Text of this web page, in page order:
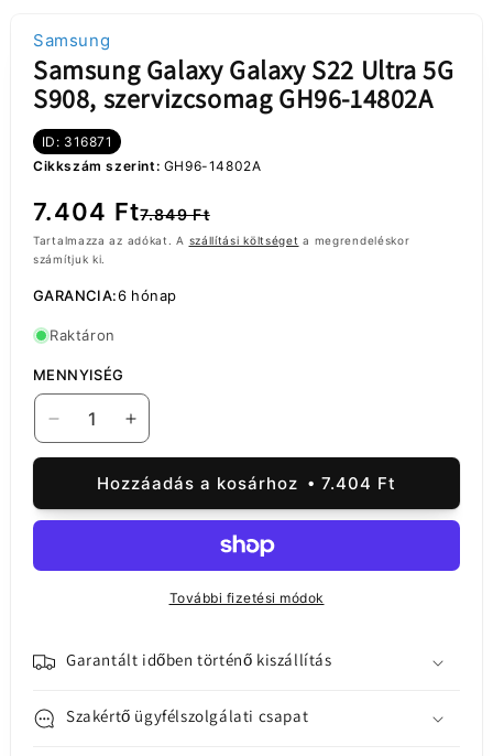
Samsung
Samsung Galaxy Galaxy S22 Ultra 5G
S908, szervizcsomag GH96-14802A
ID: 316871
Cikkszám szerint: GH96-14802A
Normál
ár
7.849 Ft
Akciós
ár
7.404 Ft
Tartalmazza az adókat. A szállítási költséget a megrendeléskor
számítjuk ki.
GARANCIA:6 hónap
Raktáron
MENNYISÉG
Samsung
Galaxy
Ultra
S908,
szervizcsomag
mennyiségének
Samsung
Galaxy
S22
Ultra
S908,
szervizcsomag
mennyiségének
Hozzáadás a kosárhoz 7.404 Ft
További fizetési módok
Garantált időben történő kiszállítás
Szakértő ügyfélszolgálati csapat